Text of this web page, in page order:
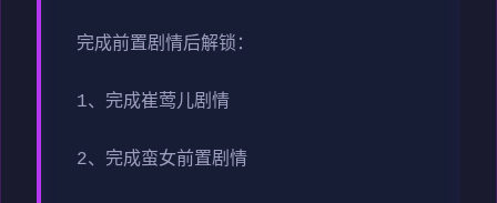
完成前置剧情后解锁：
1、完成崔莺儿剧情
2、完成蛮女前置剧情